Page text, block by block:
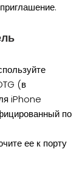
(в
iPhone
по
ее к порту